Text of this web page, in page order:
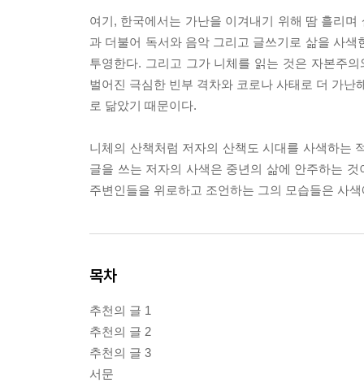
여기, 한국에서는 가난을 이겨내기 위해 땀 흘리
과 더불어 독서와 음악 그리고 글쓰기로 삶을 사
투영한다. 그리고 그가 니체를 읽는 것은 자본주
벌어진 극심한 빈부 격차와 코로나 사태로 더 가
로 닮았기 때문이다.
니체의 산책처럼 저자의 산책도 시대를 사색하는
글을 쓰는 저자의 사색은 중년의 삶에 안주하는
주변인들을 위로하고 조언하는 그의 모습들은 사
목차
추천의 글 1
추천의 글 2
추천의 글 3
서문